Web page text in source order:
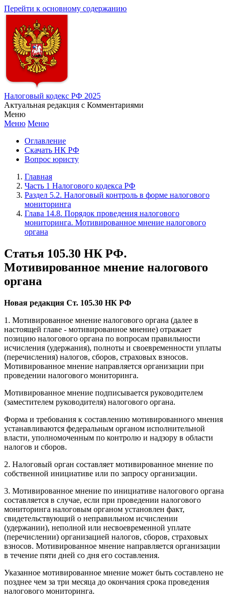
Перейти к основному содержанию
Налоговый кодекс РФ 2025
Актуальная редакция с Комментариями
Меню
Меню Меню
Оглавление
Скачать НК РФ
Вопрос юристу
Главная
Часть 1 Налогового кодекса РФ
Раздел 5.2. Налоговый контроль в форме налогового
мониторинга
Глава 14.8. Порядок проведения налогового
мониторинга. Мотивированное мнение налогового
органа
Статья 105.30 НК РФ.
Мотивированное мнение налогового
органа
Новая редакция Ст. 105.30 НК РФ
1. Мотивированное мнение налогового органа (далее в
настоящей главе - мотивированное мнение) отражает
позицию налогового органа по вопросам правильности
исчисления (удержания), полноты и своевременности уплаты
(перечисления) налогов, сборов, страховых взносов.
Мотивированное мнение направляется организации при
проведении налогового мониторинга.
Мотивированное мнение подписывается руководителем
(заместителем руководителя) налогового органа.
Форма и требования к составлению мотивированного мнения
устанавливаются федеральным органом исполнительной
власти, уполномоченным по контролю и надзору в области
налогов и сборов.
2. Налоговый орган составляет мотивированное мнение по
собственной инициативе или по запросу организации.
3. Мотивированное мнение по инициативе налогового органа
составляется в случае, если при проведении налогового
мониторинга налоговым органом установлен факт,
свидетельствующий о неправильном исчислении
(удержании), неполной или несвоевременной уплате
(перечислении) организацией налогов, сборов, страховых
взносов. Мотивированное мнение направляется организации
в течение пяти дней со дня его составления.
Указанное мотивированное мнение может быть составлено не
позднее чем за три месяца до окончания срока проведения
налогового мониторинга.